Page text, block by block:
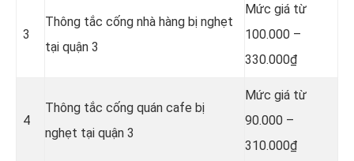
3
Thông tắc cống nhà hàng bị nghẹt
tại quận 3
Mức giá từ
100.000 –
330.000₫
4
Thông tắc cống quán cafe bị
nghẹt tại quận 3
Mức giá từ
90.000 –
310.000₫